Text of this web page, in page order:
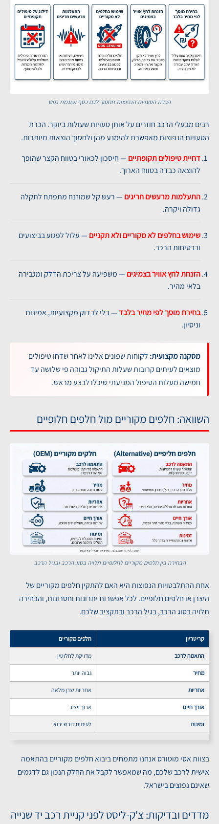
הכרת הטעויות הנפוצות תחסוך לכם כסף ועוגמת נפש
רבים מבעלי הרכב חוזרים על אותן טעויות שעולות ביוקר. הכרת
הטעויות הנפוצות מאפשרת להימנע מהן ולחסוך הוצאות מיותרות.
דחיית טיפולים תקופתיים — חיסכון לכאורי בטווח הקצר שהופך
להוצאה כבדה בטווח הארוך.
התעלמות מרעשים חריגים — רעש קל שמוזנח מתפתח לתקלה
גדולה ויקרה.
שימוש בחלפים לא מקוריים ולא תקניים — עלול לפגוע בביצועים
ובבטיחות הרכב.
הזנחת לחץ אוויר בצמיגים — משפיעה על צריכת הדלק ומגבירה
בלאי מהיר.
בחירת מוסך לפי מחיר בלבד— בלי לבדוק מקצועיות, אמינות
וניסיון.
מסקנה מקצועית: לקוחות שפונים אלינו לאחר שדחו טיפולים
מוצאים לעיתים קרובות שעלות התיקול גבוהה פי שלושה עד
חמישה מעלות הטיפול המניעתי שיכלו לבצע מראש.
השוואה: חלפים מקוריים מול חלפים חלופיים
הבחירה בין חלפים מקוריים לחלופיים תלויה בסוג הרכב ובגיל הרכב
אחת ההתלבטויות הנפוצות היא האם להתקין חלפים מקוריים של
היצרן או חלפים חלופיים. לכל אפשרות יתרונות וחסרונות, והבחירה
תלויה בסוג הרכב, בגיל הרכב ובתקציב שלכם.
קריטריון חלפים מקוריים
התאמה לרכב מדויקת לחלוטין
מחיר גבוה יותר
אחריות אחריות יצרן מלאה
אורך חיים ארוך ויציב
זמינות לעיתים דורש יבוא
בצוות אסי מוטורס אנחנו מתמחים ביבוא חלפים מקוריים בהתאמה
אישית לרכב שלכם, מה שמאפשר לקבל את החלק הנכון גם לדגמים
שאינם נפוצים בישראל.
מדדים ובדיקות: צ'ק-ליסט לפני קניית רכב יד שנייה